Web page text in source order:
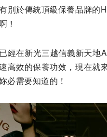
別於傳統頂級保養品牌的
！
已經在新光三越信義新天地
高效的保養功效，現在就
必需要知道的！